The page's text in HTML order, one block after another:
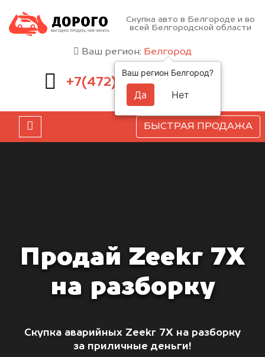
Скупка авто в Белгороде и во
всей Белгородской области
Ваш регион: Белгород
+7(472) 220-54-52
БЫСТРАЯ ПРОДАЖА
Продай Zeekr 7X
на разборку
Скупка аварийных Zeekr 7X на разборку
за приличные деньги!
Ваш регион Белгород?
Да Нет